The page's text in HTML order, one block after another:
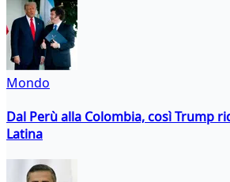
Mondo
Dal Perù alla Colombia, così Trump
Latina